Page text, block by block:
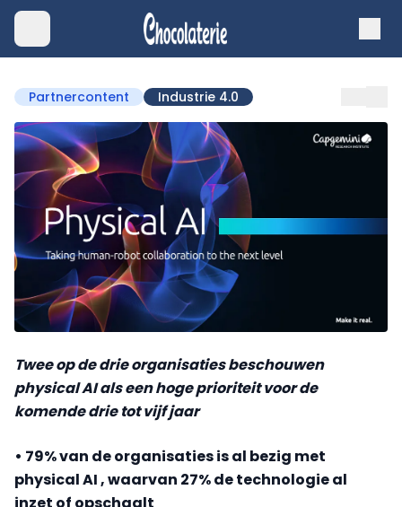
Partnercontent Industrie 4.0
Twee op de drie organisaties beschouwen
physical AI als een hoge prioriteit voor de
komende drie tot vijf jaar
• 79% van de organisaties is al bezig met
physical AI , waarvan 27% de technologie al